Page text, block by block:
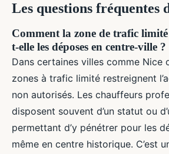
Les questions fréquentes
Comment la zone de trafic
t-elle les déposes en centre-ville ?
Dans certaines villes comme Nice
zones à trafic limité restreignent
non autorisés. Les chauffeurs
disposent souvent d’un statut ou
permettant d’y pénétrer pour les
même en centre historique. C’est